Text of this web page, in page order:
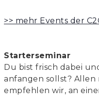
>> mehr Events der
Starterseminar
Du bist frisch dabei
anfangen sollst? Allen
empfehlen wir, an